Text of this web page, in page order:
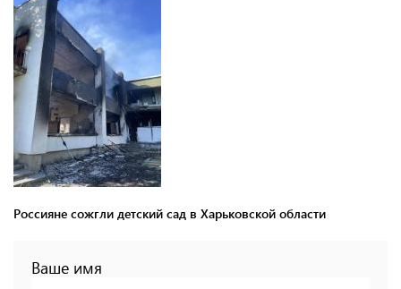
Россияне сожгли детский сад в Харьковской области
Ваше имя